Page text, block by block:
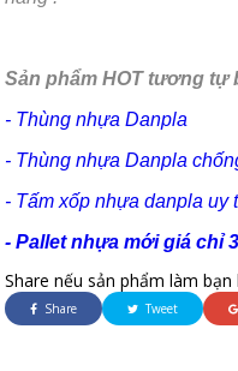
Sản phẩm HOT tương tự
- Thùng nhựa Danpla
- Thùng nhựa Danpla
- Tấm xốp nhựa danpla uy
- Pallet nhựa mới giá chỉ
Share nếu sản phẩm làm bạn
Share Tweet